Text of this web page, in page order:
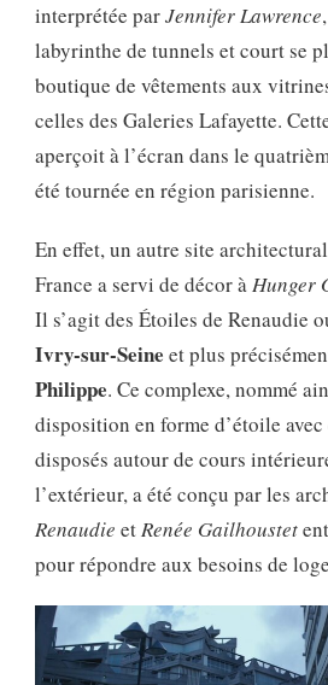
interprétée parJennifer Lawrence
labyrinthe de tunnels et court se
boutique de vêtements aux
celles des Galeries Lafayette.
aperçoit à l’écran dans le
été tournée en région parisienne.
En effet, un autre site
France a servi de décor àHunger
Il s’agit des Étoiles de Renaudie
Ivry-sur-Seine et plus
Philippe. Ce complexe, nommé
disposition en forme d’étoile
disposés autour de cours
l’extérieur, a été conçu par les
Renaudie etRenée Gailhoustet
pour répondre aux besoins de